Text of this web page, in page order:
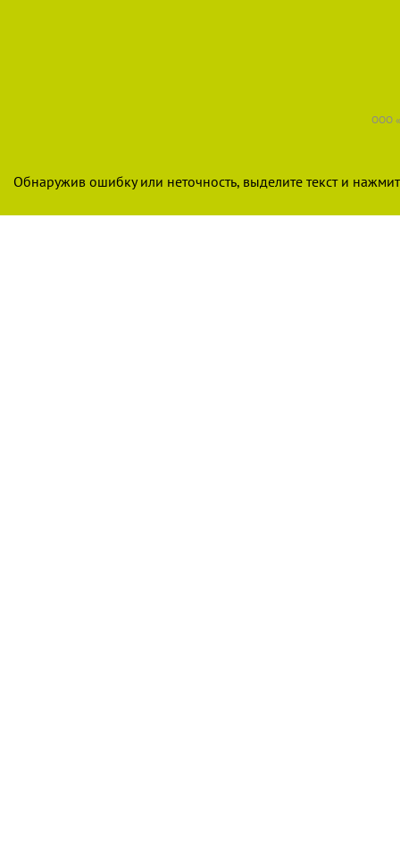
ООО
Обнаружив ошибку или неточность, выделите текст и